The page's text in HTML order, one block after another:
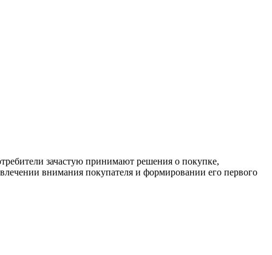
зачастую принимают решения о покупке,
внимания покупателя и формировании его первого